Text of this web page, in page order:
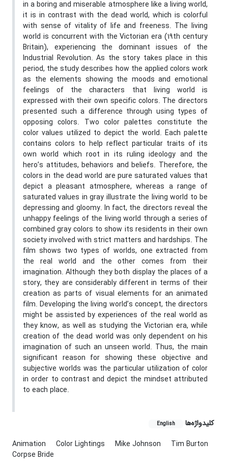
in a boring and miserable atmosphere like a living world,
it is in contrast with the dead world, which is colorful
with sense of vitality of life and freeness. The living
world is concurrent with the Victorian era (19th century
Britain), experiencing the dominant issues of the
Industrial Revolution. As the story takes place in this
period, the study describes how the applied colors work
as the elements showing the moods and emotional
feelings of the characters that living world is
expressed with their own specific colors. The directors
presented such a difference through using types of
opposing colors. Two color palettes constitute the
color values utilized to depict the world. Each palette
contains colors to help reflect particular traits of its
own world which root in its ruling ideology and the
hero’s attitudes, behaviors and beliefs. Therefore, the
colors in the dead world are pure saturated values that
depict a pleasant atmosphere, whereas a range of
saturated values in gray illustrate the living world to be
depressing and gloomy. In fact, the directors reveal the
unhappy feelings of the living world through a series of
combined gray colors to show its residents in their own
society involved with strict matters and hardships. The
film shows two types of worlds, one extracted from
the real world and the other comes from their
imagination. Although they both display the places of a
story, they are considerably different in terms of their
creation as parts of visual elements for an animated
film. Developing the living world’s concept, the directors
might be assisted by experiences of the real world as
they know, as well as studying the Victorian era, while
creation of the dead world was only dependent on his
imagination of such an unseen world. Thus, the main
significant reason for showing these objective and
subjective worlds was the particular utilization of color
in order to contrast and depict the mindset attributed
to each place.
کلیدواژه‌ها English
Animation Color Lightings Mike Johnson
Tim Burton
Corpse Bride